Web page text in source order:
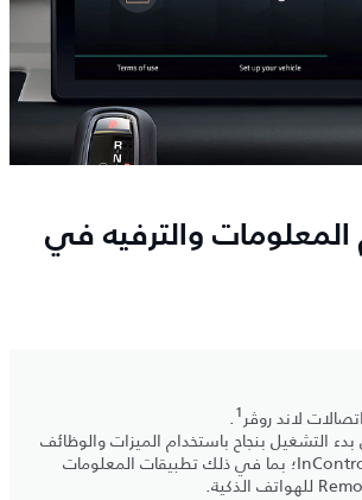
المعلومات والترفيه في
لاند روڤر1
.
التشغيل بنجاح باستخدام الميزات والوظائف
الأساسية لحساب InControl؛ بما في ذلك تطبيقات المعلومات